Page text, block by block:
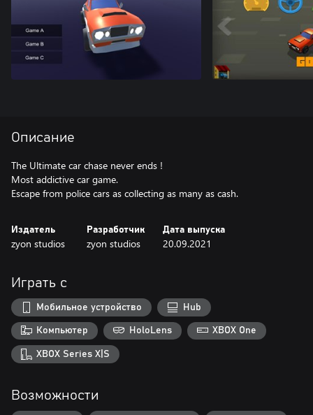
Описание
The Ultimate car chase never ends !
Most addictive car game.
Escape from police cars as collecting as many as cash.
Издатель
zyon studios
Разработчик
zyon studios
Дата выпуска
20.09.2021
Играть с
Мобильное устройство Hub
Компьютер HoloLens XBOX One
XBOX Series X|S
Возможности